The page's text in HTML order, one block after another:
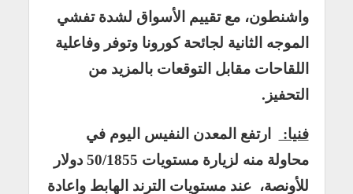
واشنطون، مع تقييم الأسواق لشدة تفشي
الموجه الثانية لجائحة كورونا وتوفر وفاعلية
اللقاحات مقابل التوقعات بالمزيد من
التحفيز.
فنيا:
ارتفع المعدن النفيس اليوم في
محاولة منه لزيارة مستويات 50/1855 دولار
للأونصة، عند مستويات الترند الهابط واعادة